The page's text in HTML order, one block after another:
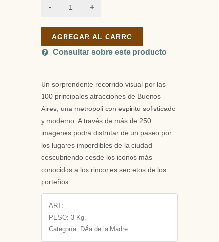
AGREGAR AL CARRO
Consultar sobre este producto
Un sorprendente recorrido visual por las
100 principales atracciones de Buenos
Aires, una metropoli con espiritu sofisticado
y moderno. A través de más de 250
imagenes podrá disfrutar de un paseo por
los lugares imperdibles de la ciudad,
descubriendo desde los iconos más
conocidos a los rincones secretos de los
porteños.
ART:
PESO: 3 Kg.
Categoría: DÃ­a de la Madre.